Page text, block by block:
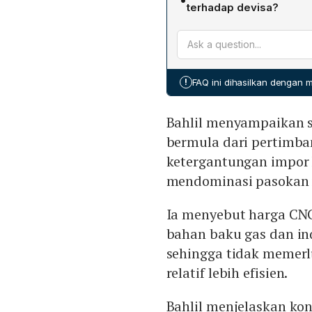
tahap perencanaan dan
karena tidak memerlukan
Ganal (≈5 Tcf dan 300
dan mendukung
terhadap devisa?
Skema pendanaan CNG
Pemerintah menyiapkan
usaha mengelola
devisa sekitar Rp
! FAQ ini dihasilkan dengan
Bahlil menyampaikan
bermula dari
ketergantungan impor
mendominasi
Ia menyebut harga
bahan baku gas dan
sehingga tidak
relatif lebih efisien.
Bahlil menjelaskan